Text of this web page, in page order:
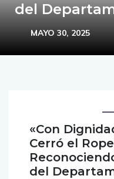
del
MAYO 30, 2025
«Con
Cerró el
del